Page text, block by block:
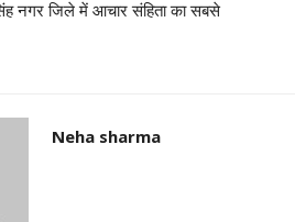
नगर ज‍िले में आचार संहिता का सबसे
Neha sharma